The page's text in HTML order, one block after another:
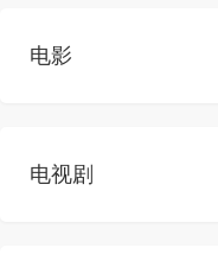
电影
电视剧